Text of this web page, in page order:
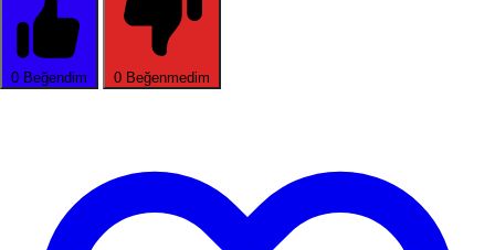
0 Beğendim 0 Beğenmedim